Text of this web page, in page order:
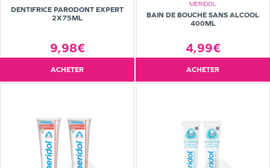
DENTIFRICE PARODONT EXPERT
2X75ML
9,98€
ACHETER
MERIDOL
BAIN DE BOUCHE SANS ALCOOL
400ML
4,99€
ACHETER